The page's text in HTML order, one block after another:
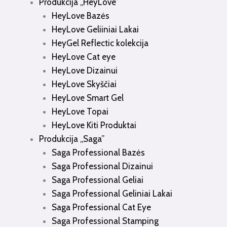
Produkcija „HeyLove”
HeyLove Bazės
HeyLove Geliiniai Lakai
HeyGel Reflectic kolekcija
HeyLove Cat eye
HeyLove Dizainui
HeyLove Skyščiai
HeyLove Smart Gel
HeyLove Topai
HeyLove Kiti Produktai
Produkcija „Saga”
Saga Professional Bazės
Saga Professional Dizainui
Saga Professional Geliai
Saga Professional Geliniai Lakai
Saga Professional Cat Eye
Saga Professional Stamping